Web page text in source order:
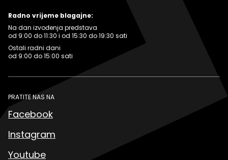
Radno vrijeme blagajne:
Na dan izvođenja predstava
od 9:00 do 11:30 i od 15:30 do 19:30 sati
Ostali radni dani
od 9:00 do 15:00 sati
PRATITE NAS NA
Facebook
Instagram
Youtube